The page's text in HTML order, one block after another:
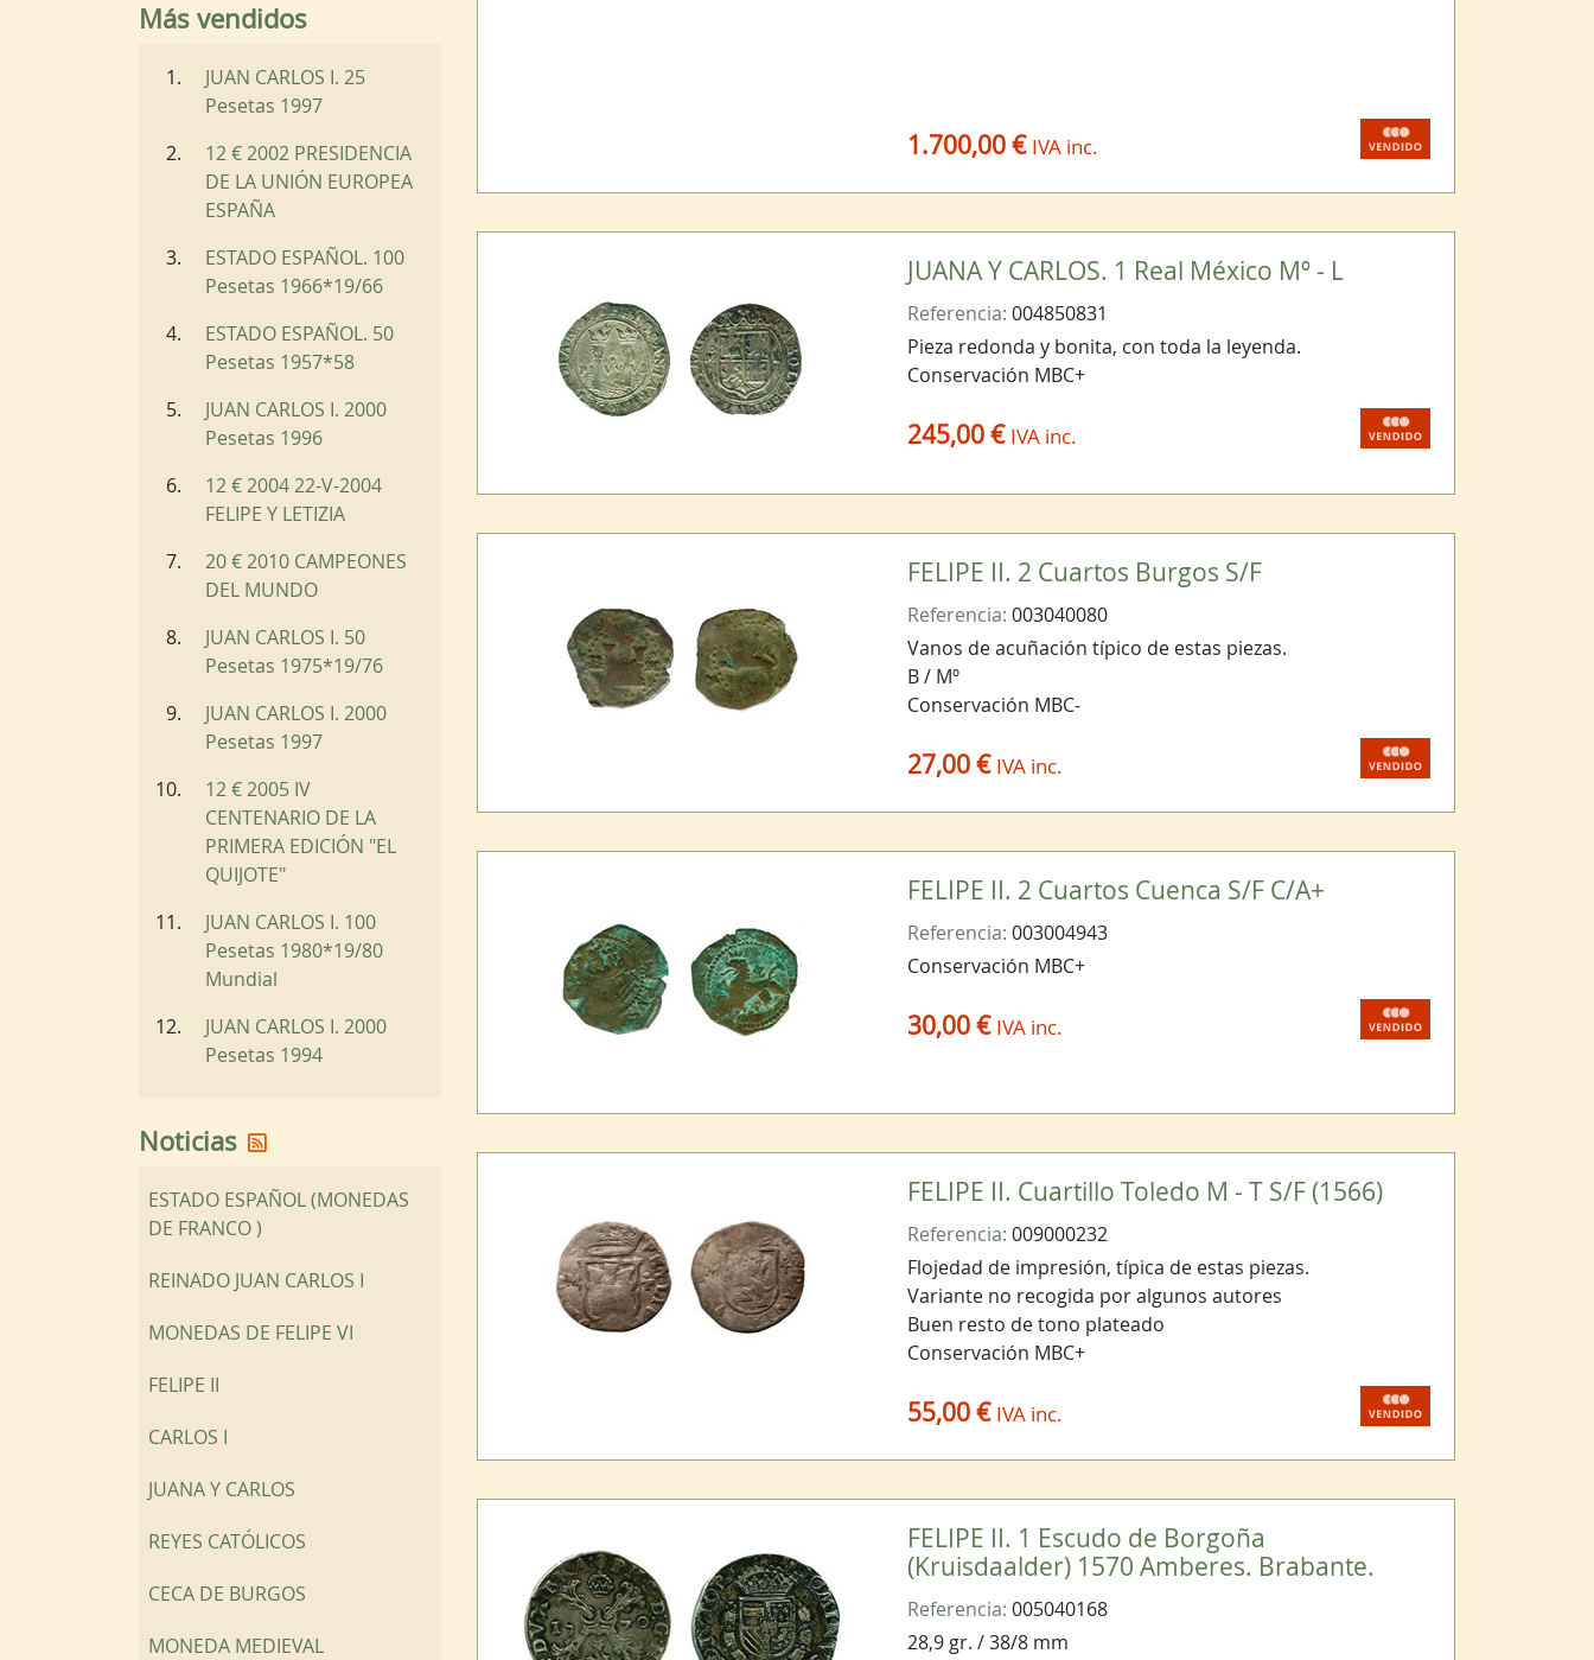
Más vendidos
JUAN CARLOS I. 25
Pesetas 1997
12 € 2002 PRESIDENCIA
DE LA UNIÓN EUROPEA
ESPAÑA
ESTADO ESPAÑOL. 100
Pesetas 1966*19/66
ESTADO ESPAÑOL. 50
Pesetas 1957*58
JUAN CARLOS I. 2000
Pesetas 1996
12 € 2004 22-V-2004
FELIPE Y LETIZIA
20 € 2010 CAMPEONES
DEL MUNDO
JUAN CARLOS I. 50
Pesetas 1975*19/76
JUAN CARLOS I. 2000
Pesetas 1997
12 € 2005 IV
CENTENARIO DE LA
PRIMERA EDICIÓN "EL
QUIJOTE"
JUAN CARLOS I. 100
Pesetas 1980*19/80
Mundial
JUAN CARLOS I. 2000
Pesetas 1994
Noticias
ESTADO ESPAÑOL (MONEDAS
DE FRANCO )
REINADO JUAN CARLOS I
MONEDAS DE FELIPE VI
FELIPE II
CARLOS I
JUANA Y CARLOS
REYES CATÓLICOS
CECA DE BURGOS
MONEDA MEDIEVAL
1.700,00 € IVA inc.
JUANA Y CARLOS. 1 Real México Mº - L
Referencia:004850831
Pieza redonda y bonita, con toda la leyenda.
Conservación MBC+
245,00 € IVA inc.
FELIPE II. 2 Cuartos Burgos S/F
Referencia:003040080
Vanos de acuñación típico de estas piezas.
B / Mº
Conservación MBC-
27,00 € IVA inc.
FELIPE II. 2 Cuartos Cuenca S/F C/A+
Referencia:003004943
Conservación MBC+
30,00 € IVA inc.
FELIPE II. Cuartillo Toledo M - T S/F (1566)
Referencia:009000232
Flojedad de impresión, típica de estas piezas.
Variante no recogida por algunos autores
Buen resto de tono plateado
Conservación MBC+
55,00 € IVA inc.
FELIPE II. 1 Escudo de Borgoña
(Kruisdaalder) 1570 Amberes. Brabante.
Referencia:005040168
28,9 gr. / 38/8 mm